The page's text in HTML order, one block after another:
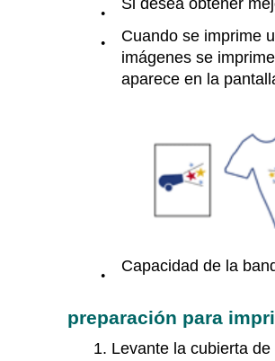
●
Si desea obtener
●
Cuando se imprime
imágenes se
aparece en la
●
Capacidad de la
preparación para
1. Levante la cubierta